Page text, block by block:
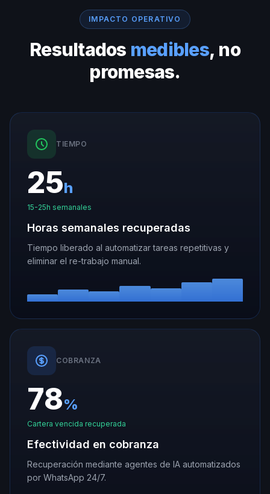
IMPACTO OPERATIVO
Resultados medibles, no
promesas.
TIEMPO
25h
15-25h semanales
Horas semanales recuperadas
Tiempo liberado al automatizar tareas repetitivas y
eliminar el re-trabajo manual.
COBRANZA
78%
Cartera vencida recuperada
Efectividad en cobranza
Recuperación mediante agentes de IA automatizados
por WhatsApp 24/7.